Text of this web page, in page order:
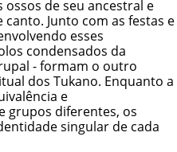
ossos de seu ancestral e
Junto com as festas e
esses
condensados da
- formam o outro
dos Tukano. Enquanto a
e
grupos diferentes, os
singular de cada